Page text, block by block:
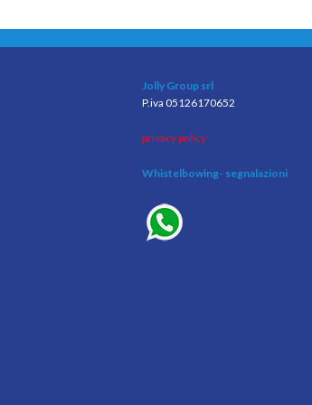
Jolly Group srl
P.iva 05126170652
privacy policy
Whistelbowing- segnalazioni